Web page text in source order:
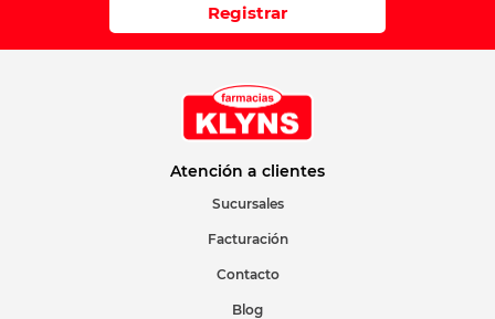
Registrar
Atención a clientes
Sucursales
Facturación
Contacto
Blog